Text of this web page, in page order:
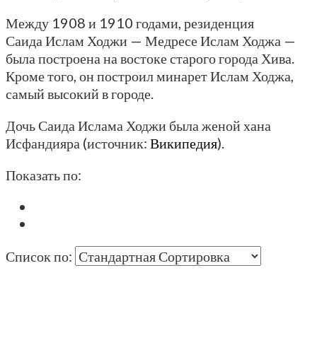
Между 1908 и 1910 годами, резиденция
Саида Ислам Ходжи — Медресе Ислам Ходжа —
была построена на востоке старого города Хива.
Кроме того, он построил минарет Ислам Ходжа,
самый высокий в городе.
Дочь Саида Ислама Ходжи была женой хана
Исфандияра (источник: Википедия).
Показать по:
Список по: